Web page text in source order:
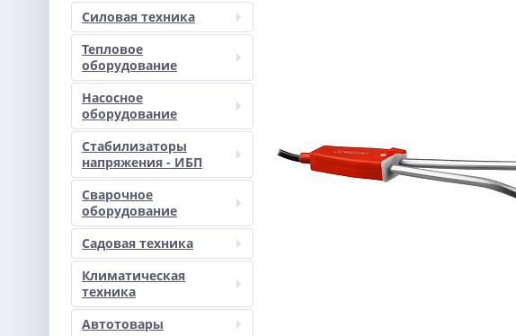
Силовая техника
Тепловое
оборудование
Насосное
оборудование
Стабилизаторы
напряжения - ИБП
Сварочное
оборудование
Садовая техника
Климатическая
техника
Автотовары